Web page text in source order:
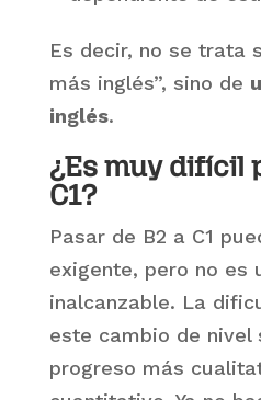
Es decir, no se trata
más inglés”, sino de
inglés.
¿Es muy difícil
C1?
Pasar de B2 a C1
exigente, pero no es
inalcanzable. La
este cambio de nivel
progreso más